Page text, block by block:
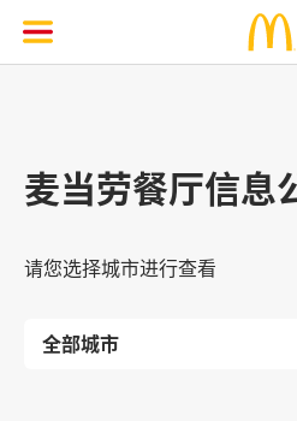
麦当劳餐厅信息
请您选择城市进行查看